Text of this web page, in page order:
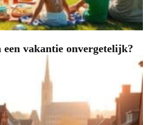
vakantie onvergetelijk?